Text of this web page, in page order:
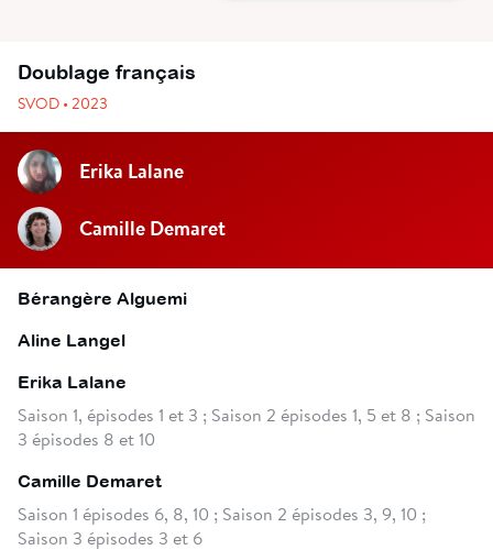
Doublage français
SVOD • 2023
Erika Lalane
Camille Demaret
Bérangère Alguemi
Aline Langel
Erika Lalane
Saison 1, épisodes 1 et 3 ; Saison 2 épisodes 1, 5 et 8 ; Saison
3 épisodes 8 et 10
Camille Demaret
Saison 1 épisodes 6, 8, 10 ; Saison 2 épisodes 3, 9, 10 ;
Saison 3 épisodes 3 et 6